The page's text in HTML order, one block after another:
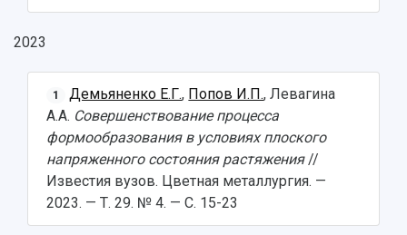
2023
1 Демьяненко Е.Г., Попов И.П., Левагина
А.А. Совершенствование процесса
формообразования в условиях плоского
напряженного состояния растяжения//
Известия вузов. Цветная металлургия. —
2023. — Т. 29. № 4. — С. 15-23